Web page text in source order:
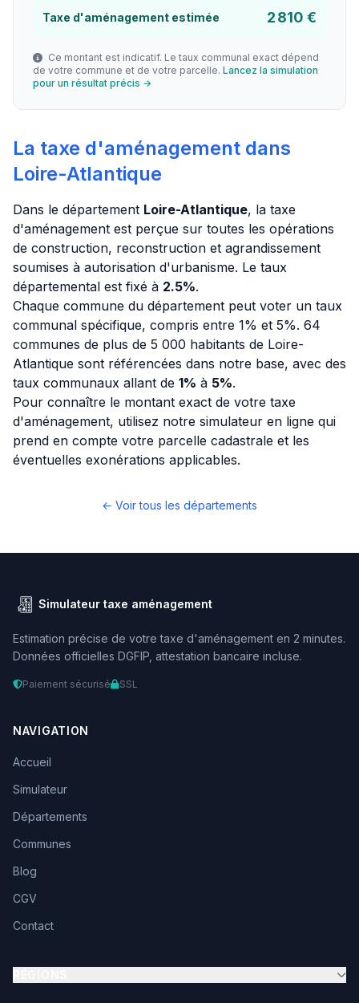
Taxe d'aménagement estimée 2 810 €
Ce montant est indicatif. Le taux communal exact dépend
de votre commune et de votre parcelle. Lancez la simulation
pour un résultat précis →
La taxe d'aménagement dans
Loire-Atlantique
Dans le département Loire-Atlantique, la taxe
d'aménagement est perçue sur toutes les opérations
de construction, reconstruction et agrandissement
soumises à autorisation d'urbanisme. Le taux
départemental est fixé à 2.5%.
Chaque commune du département peut voter un taux
communal spécifique, compris entre 1% et 5%. 64
communes de plus de 5 000 habitants de Loire-
Atlantique sont référencées dans notre base, avec des
taux communaux allant de 1% à 5%.
Pour connaître le montant exact de votre taxe
d'aménagement, utilisez notre simulateur en ligne qui
prend en compte votre parcelle cadastrale et les
éventuelles exonérations applicables.
← Voir tous les départements
Simulateur taxe aménagement
Estimation précise de votre taxe d'aménagement en 2 minutes.
Données officielles DGFIP, attestation bancaire incluse.
Paiement sécurisé SSL
NAVIGATION
Accueil
Simulateur
Départements
Communes
Blog
CGV
Contact